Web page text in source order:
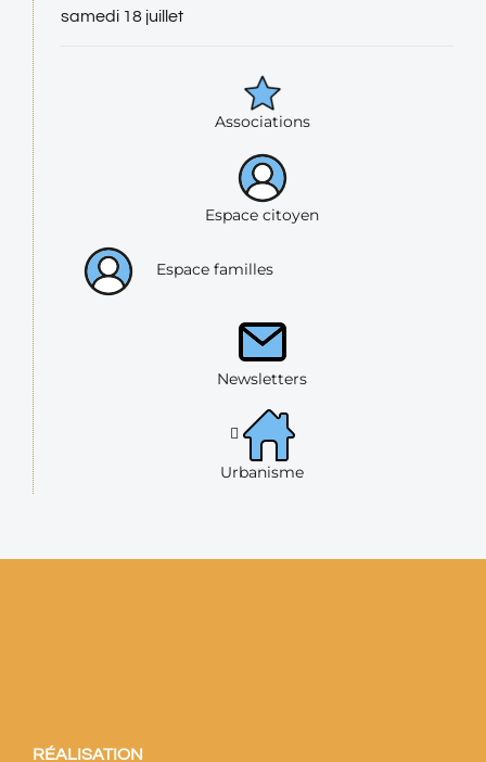
samedi 18 juillet
Associations
Espace citoyen
Espace familles
Newsletters
Urbanisme
RÉALISATION